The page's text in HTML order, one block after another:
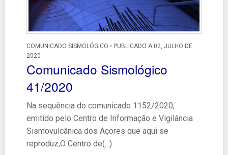
COMUNICADO SISMOLÓGICO • PUBLICADO A 02, JULHO DE
2020
Comunicado Sismológico
41/2020
Na sequência do comunicado 1152/2020,
emitido pelo Centro de Informação e Vigilância
Sismovulcânica dos Açores que aqui se
reproduz,O Centro de(...)